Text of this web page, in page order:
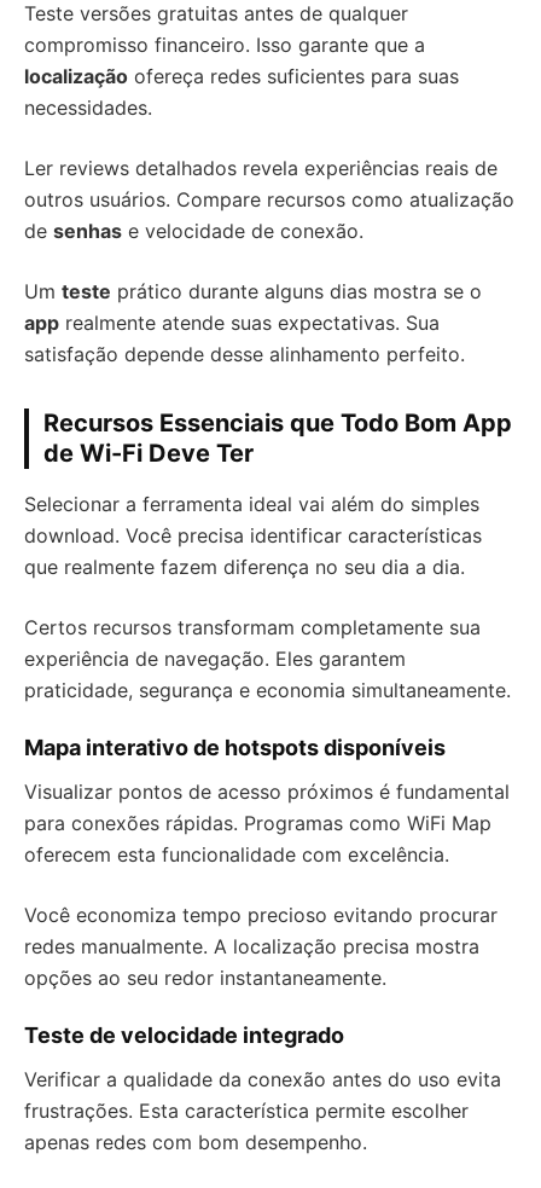
Teste versões gratuitas antes de qualquer
compromisso financeiro. Isso garante que a
localização ofereça redes suficientes para suas
necessidades.
Ler reviews detalhados revela experiências reais de
outros usuários. Compare recursos como atualização
de senhas e velocidade de conexão.
Um teste prático durante alguns dias mostra se o
app realmente atende suas expectativas. Sua
satisfação depende desse alinhamento perfeito.
Recursos Essenciais que Todo Bom App
de Wi-Fi Deve Ter
Selecionar a ferramenta ideal vai além do simples
download. Você precisa identificar características
que realmente fazem diferença no seu dia a dia.
Certos recursos transformam completamente sua
experiência de navegação. Eles garantem
praticidade, segurança e economia simultaneamente.
Mapa interativo de hotspots disponíveis
Visualizar pontos de acesso próximos é fundamental
para conexões rápidas. Programas como WiFi Map
oferecem esta funcionalidade com excelência.
Você economiza tempo precioso evitando procurar
redes manualmente. A localização precisa mostra
opções ao seu redor instantaneamente.
Teste de velocidade integrado
Verificar a qualidade da conexão antes do uso evita
frustrações. Esta característica permite escolher
apenas redes com bom desempenho.